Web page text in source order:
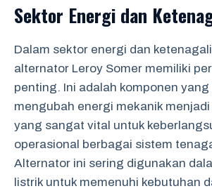
Sektor Energi dan
Dalam sektor energi dan
alternator Leroy Somer memiliki
penting. Ini adalah komponen
mengubah energi mekanik
yang sangat vital untuk
operasional berbagai sistem
Alternator ini sering digunakan
listrik untuk memenuhi kebutuhan